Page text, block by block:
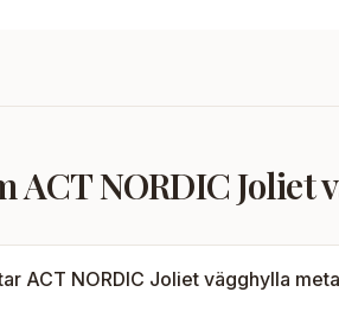
ACT NORDIC
ACT NORDIC Joliet vägghylla